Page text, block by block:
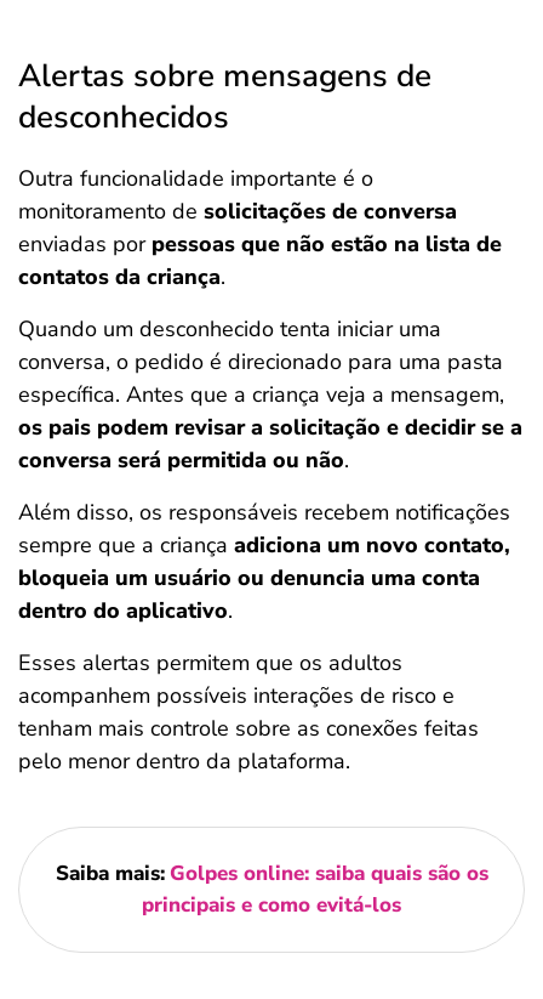
Alertas sobre mensagens de
desconhecidos
Outra funcionalidade importante é o
monitoramento de solicitações de conversa
enviadas por pessoas que não estão na lista de
contatos da criança.
Quando um desconhecido tenta iniciar uma
conversa, o pedido é direcionado para uma pasta
específica. Antes que a criança veja a mensagem,
os pais podem revisar a solicitação e decidir se a
conversa será permitida ou não.
Além disso, os responsáveis recebem notificações
sempre que a criança adiciona um novo contato,
bloqueia um usuário ou denuncia uma conta
dentro do aplicativo.
Esses alertas permitem que os adultos
acompanhem possíveis interações de risco e
tenham mais controle sobre as conexões feitas
pelo menor dentro da plataforma.
Saiba mais:Golpes online: saiba quais são os
principais e como evitá-los